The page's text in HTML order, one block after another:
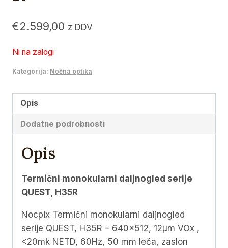
€2.599,00 z DDV
Ni na zalogi
Kategorija: Nočna optika
Opis
Dodatne podrobnosti
Opis
Termični monokularni daljnogled serije
QUEST, H35R
Nocpix Termični monokularni daljnogled
serije QUEST, H35R – 640×512, 12μm VOx ,
<20mk NETD, 60Hz, 50 mm leča, zaslon